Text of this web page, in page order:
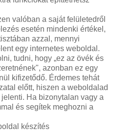
valóban a saját felületedről
esetén mindenki értékel,
azzal, mennyi
egy internetes weboldal.
tudni, hogy „ez az övék és
azonban ez egy
kifizetődő. Érdemes tehát
előtt, hiszen a weboldalad
Ha bizonytalan vagy a
és segítek meghozni a
készítés